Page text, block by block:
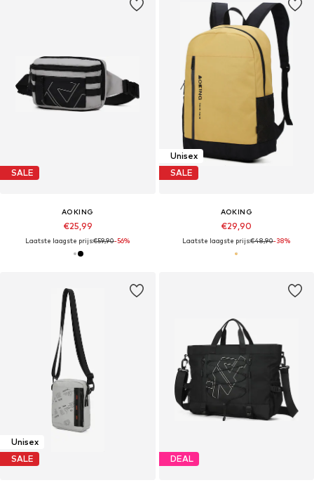
SALE
AOKING
€25,99
Laatste laagste prijs:€59,90-56%
Unisex
SALE
AOKING
€29,90
Laatste laagste prijs:€48,90-38%
Unisex
SALE
DEAL